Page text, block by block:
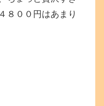
８００円はあまり